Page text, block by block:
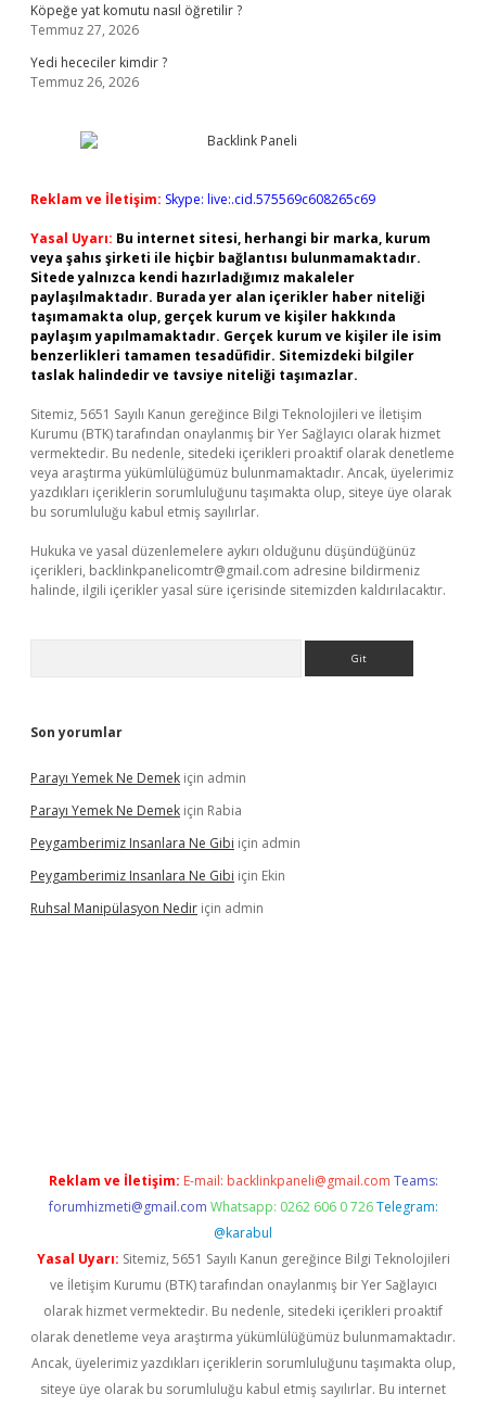
Köpeğe yat komutu nasıl öğretilir ?
Temmuz 27, 2026
Yedi hececiler kimdir ?
Temmuz 26, 2026
Reklam ve İletişim: Skype: live:.cid.575569c608265c69
Yasal Uyarı: Bu internet sitesi, herhangi bir marka, kurum
veya şahıs şirketi ile hiçbir bağlantısı bulunmamaktadır.
Sitede yalnızca kendi hazırladığımız makaleler
paylaşılmaktadır. Burada yer alan içerikler haber niteliği
taşımamakta olup, gerçek kurum ve kişiler hakkında
paylaşım yapılmamaktadır. Gerçek kurum ve kişiler ile isim
benzerlikleri tamamen tesadüfidir. Sitemizdeki bilgiler
taslak halindedir ve tavsiye niteliği taşımazlar.
Sitemiz, 5651 Sayılı Kanun gereğince Bilgi Teknolojileri ve İletişim
Kurumu (BTK) tarafından onaylanmış bir Yer Sağlayıcı olarak hizmet
vermektedir. Bu nedenle, sitedeki içerikleri proaktif olarak denetleme
veya araştırma yükümlülüğümüz bulunmamaktadır. Ancak, üyelerimiz
yazdıkları içeriklerin sorumluluğunu taşımakta olup, siteye üye olarak
bu sorumluluğu kabul etmiş sayılırlar.
Hukuka ve yasal düzenlemelere aykırı olduğunu düşündüğünüz
içerikleri, backlinkpanelicomtr@gmail.com adresine bildirmeniz
halinde, ilgili içerikler yasal süre içerisinde sitemizden kaldırılacaktır.
Son yorumlar
Parayı Yemek Ne Demek için admin
Parayı Yemek Ne Demek için Rabia
Peygamberimiz Insanlara Ne Gibi için admin
Peygamberimiz Insanlara Ne Gibi için Ekin
Ruhsal Manipülasyon Nedir için admin
Reklam ve İletişim: E-mail: backlinkpaneli@gmail.com Teams:
forumhizmeti@gmail.com Whatsapp: 0262 606 0 726 Telegram:
@karabul
Yasal Uyarı: Sitemiz, 5651 Sayılı Kanun gereğince Bilgi Teknolojileri
ve İletişim Kurumu (BTK) tarafından onaylanmış bir Yer Sağlayıcı
olarak hizmet vermektedir. Bu nedenle, sitedeki içerikleri proaktif
olarak denetleme veya araştırma yükümlülüğümüz bulunmamaktadır.
Ancak, üyelerimiz yazdıkları içeriklerin sorumluluğunu taşımakta olup,
siteye üye olarak bu sorumluluğu kabul etmiş sayılırlar. Bu internet